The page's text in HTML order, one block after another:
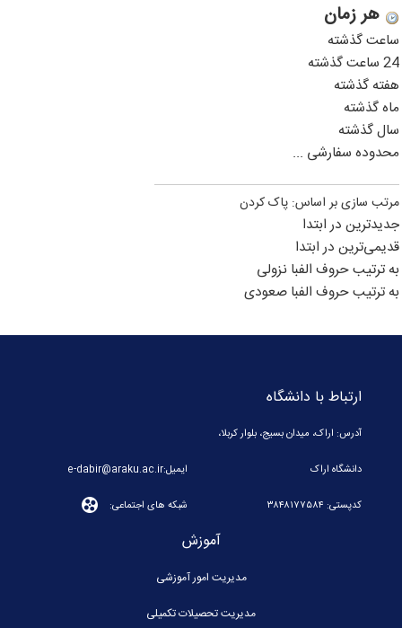
هر زمان
ساعت گذشته
24 ساعت گذشته
هفته گذشته
ماه گذشته
سال گذشته
محدوده سفارشی ...
مرتب سازی بر اساس: پاک کردن
جدیدترین در ابتدا
قدیمی‌ترین در ابتدا
به ترتیب حروف الفبا نزولی
به ترتیب حروف الفبا صعودی
ارتباط با دانشگاه
آدرس: اراک، میدان بسیج، بلوار کربلا،
دانشگاه اراک
کدپستی: ۳۸۴۸۱۷۷۵۸۴
ایمیل:e-dabir@araku.ac.ir
شبکه های اجتماعی:
آموزش
مدیریت امور آموزشی
مدیریت تحصیلات تکمیلی